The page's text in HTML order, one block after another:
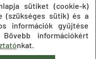
Oldaltérkép
sütiket (cookie-k)
(szükséges sütik) és a
információk gyűjtése
információkért
nkat.